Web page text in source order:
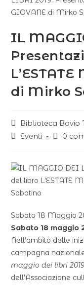
IL
di Mirko
Biblioteca Bovio
Eventi
0
Sabato 18 Maggio
Sabato 18 maggio
Nell’ambito delle
campagna
maggio dei libri
dell’Associazione